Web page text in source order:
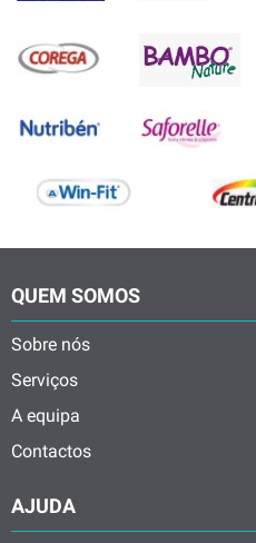
QUEM SOMOS
Sobre nós
Serviços
A equipa
Contactos
AJUDA